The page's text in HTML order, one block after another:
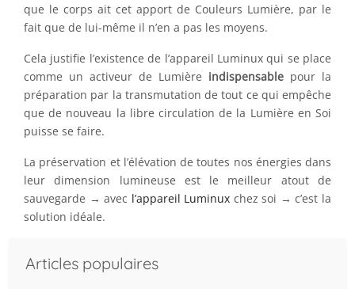
que le corps ait cet apport de Couleurs Lumière, par le
fait que de lui-même il n’en a pas les moyens.
Cela justifie l’existence de l’appareil Luminux qui se place
comme un activeur de Lumière indispensable pour la
préparation par la transmutation de tout ce qui empêche
que de nouveau la libre circulation de la Lumière en Soi
puisse se faire.
La préservation et l’élévation de toutes nos énergies dans
leur dimension lumineuse est le meilleur atout de
sauvegarde → avec l’appareil Luminux chez soi → c’est la
solution idéale.
Articles populaires